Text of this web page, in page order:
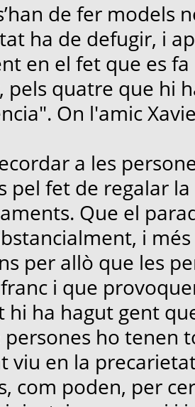
de fer models
ha de defugir, i
en el fet que es
quatre que hi
On l'amic
a les
pel fet de regalar
Que el
i
per allò que les
i que
ha hagut gent
persones ho tenen
viu en la
com poden, per